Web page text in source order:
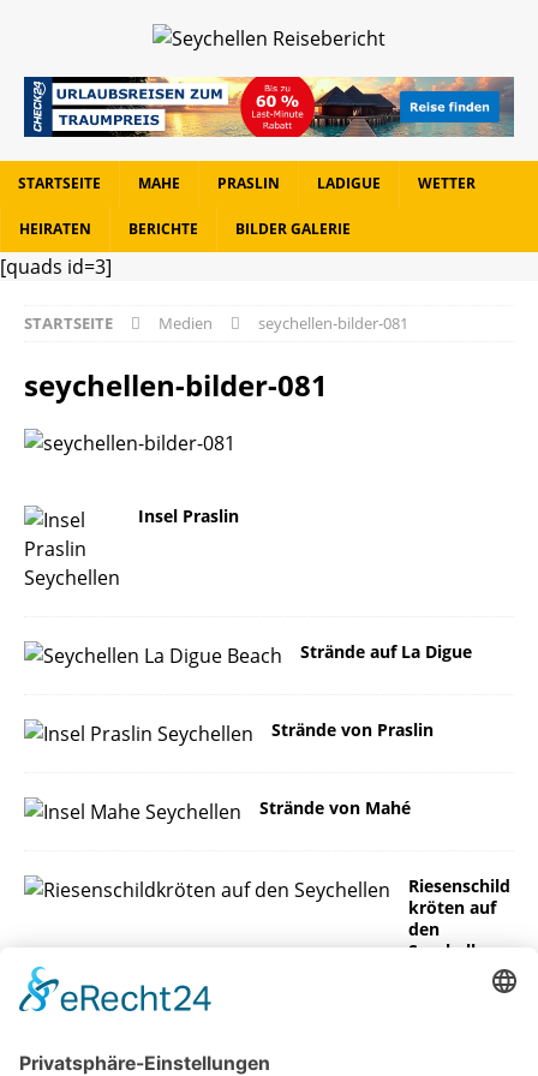
STARTSEITE MAHE PRASLIN LADIGUE WETTER
HEIRATEN BERICHTE BILDER GALERIE
[quads id=3]
STARTSEITE Medien seychellen-bilder-081
seychellen-bilder-081
Insel Praslin
Strände auf La Digue
Strände von Praslin
Strände von Mahé
Riesenschild
kröten auf
den
Seychellen